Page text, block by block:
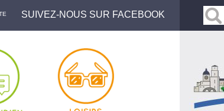
SUIVEZ-NOUS SUR FACEBOOK